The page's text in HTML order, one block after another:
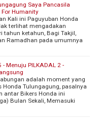
Saya Pancasila
Humanity
Kali ini Paguyuban Honda
terlihat mengadakan
tahun ketahun, Bagi Takjil,
Ramadhan pada umumnya
- Menuju PILKADAL 2 -
adalah moment yang
Honda Tulungagung, pasalnya
antar Bikers Honda ini
Bulan Sekali, Memasuki